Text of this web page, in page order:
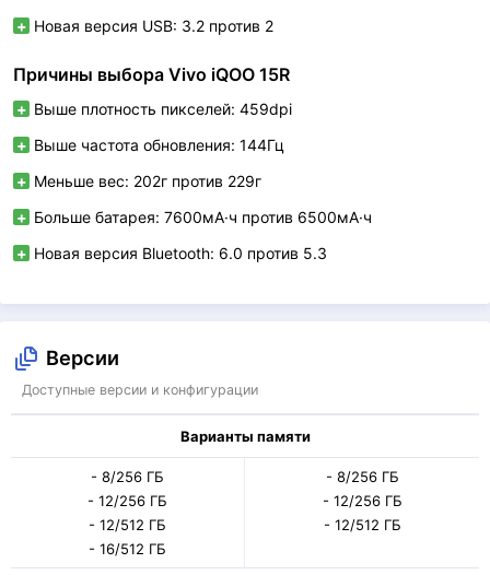
Новая версия USB: 3.2 против 2
Причины выбора Vivo iQOO 15R
Выше плотность пикселей: 459dpi
Выше частота обновления: 144Гц
Меньше вес: 202г против 229г
Больше батарея: 7600мА·ч против 6500мА·ч
Новая версия Bluetooth: 6.0 против 5.3
Версии
Доступные версии и конфигурации
Варианты памяти
- 8/256 ГБ
- 12/256 ГБ
- 12/512 ГБ
- 16/512 ГБ
- 8/256 ГБ
- 12/256 ГБ
- 12/512 ГБ